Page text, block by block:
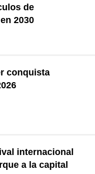
de
2030
conquista
internacional
a la capital